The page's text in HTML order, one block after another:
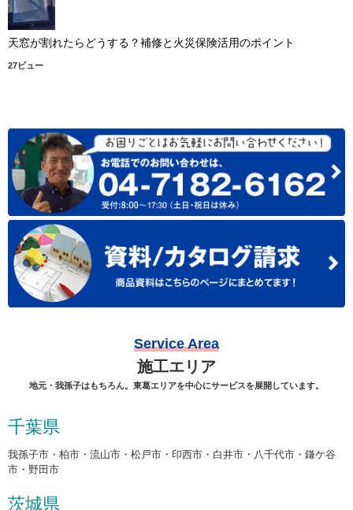
天窓が割れたらどうする？補修と火災保険活用のポイント
27ビュー
Service Area
施工エリア
地元・我孫子はもちろん。東葛エリアを中心にサービスを展開しています。
千葉県
我孫子市・柏市・流山市・松戸市・印西市・白井市・八千代市・鎌ケ谷
市・野田市
茨城県